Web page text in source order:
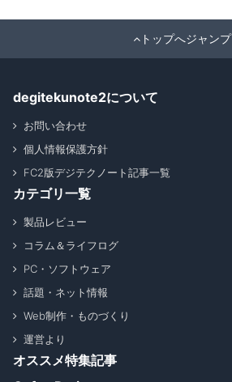
トップへジャンプ
degitekunote2について
お問い合わせ
個人情報保護方針
FC2版デジテクノート記事一覧
カテゴリ一覧
製品レビュー
コラム＆ライフログ
PC・ソフトウェア
話題・ネット情報
Web制作・ものづくり
運営より
オススメ特集記事